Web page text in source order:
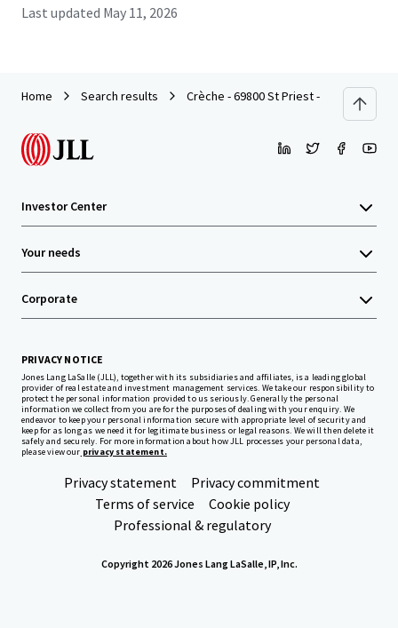
Last updated May 11, 2026
Home Search results Crèche - 69800 St Priest - 2026
Investor Center
Your needs
Corporate
PRIVACY NOTICE
Jones Lang LaSalle (JLL), together with its subsidiaries and affiliates, is a leading global
provider of real estate and investment management services. We take our responsibility to
protect the personal information provided to us seriously. Generally the personal
information we collect from you are for the purposes of dealing with your enquiry. We
endeavor to keep your personal information secure with appropriate level of security and
keep for as long as we need it for legitimate business or legal reasons. We will then delete it
safely and securely. For more information about how JLL processes your personal data,
please view our privacy statement.
Privacy statement
Privacy commitment
Terms of service
Cookie policy
Professional & regulatory
Copyright 2026 Jones Lang LaSalle, IP, Inc.